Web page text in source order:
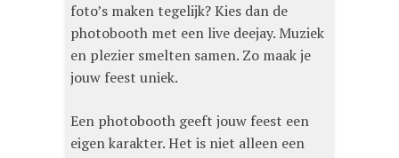
foto’s maken tegelijk? Kies dan de
photobooth met een live deejay. Muziek
en plezier smelten samen. Zo maak je
jouw feest uniek.
Een photobooth geeft jouw feest een
eigen karakter. Het is niet alleen een